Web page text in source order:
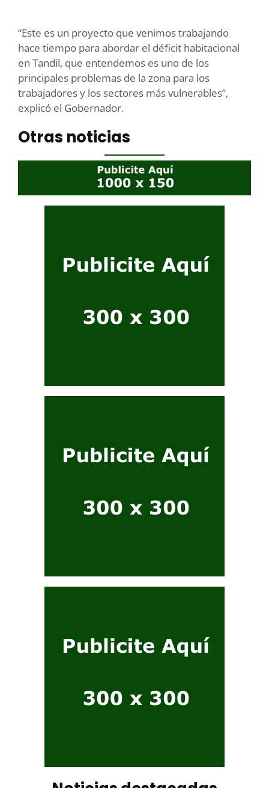
“Este es un proyecto que venimos trabajando
hace tiempo para abordar el déficit habitacional
en Tandil, que entendemos es uno de los
principales problemas de la zona para los
trabajadores y los sectores más vulnerables”,
explicó el Gobernador.
Otras noticias